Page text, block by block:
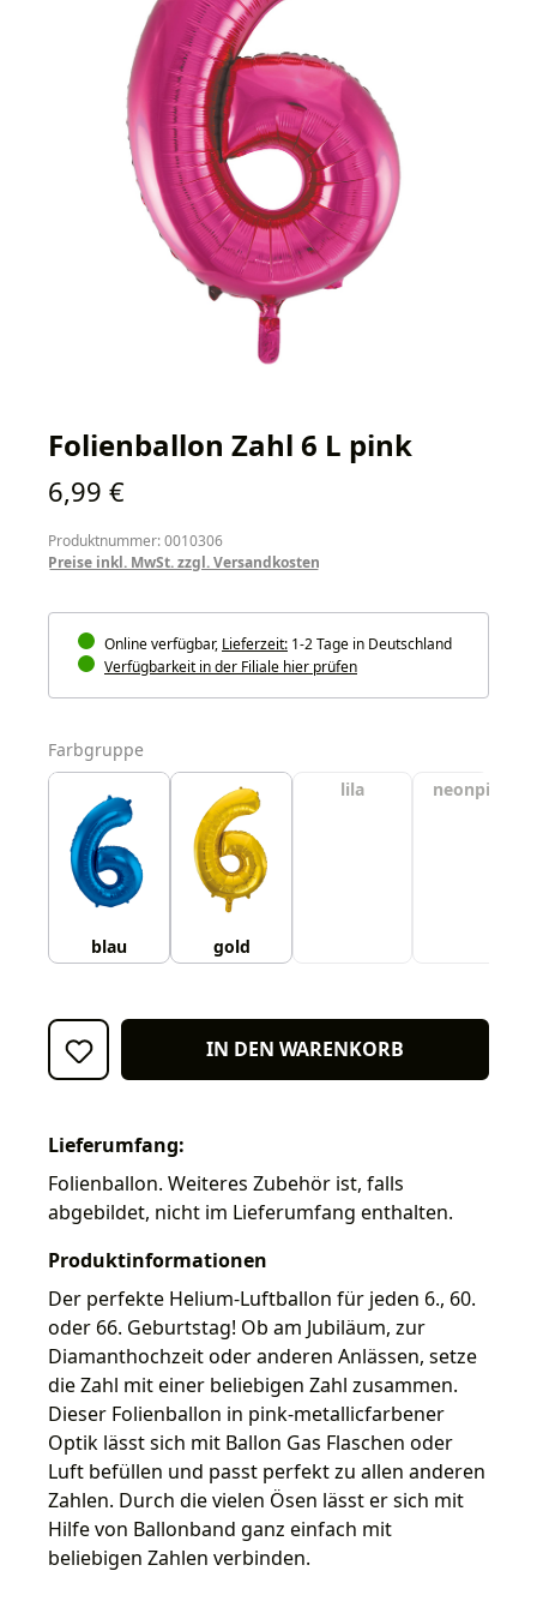
Folienballon Zahl 6 L pink
Regulärer Preis:
6,99 €
Produktnummer: 0010306
Preise inkl. MwSt. zzgl. Versandkosten
Online verfügbar, Lieferzeit: 1-2 Tage in Deutschland
Verfügbarkeit in der Filiale hier prüfen
Farbgruppe
blau gold
lila neonpink
IN DEN WARENKORB
Lieferumfang:
Folienballon. Weiteres Zubehör ist, falls
abgebildet, nicht im Lieferumfang enthalten.
Produktinformationen
Der perfekte Helium-Luftballon für jeden 6., 60.
oder 66. Geburtstag! Ob am Jubiläum, zur
Diamanthochzeit oder anderen Anlässen, setze
die Zahl mit einer beliebigen Zahl zusammen.
Dieser Folienballon in pink-metallicfarbener
Optik lässt sich mit Ballon Gas Flaschen oder
Luft befüllen und passt perfekt zu allen anderen
Zahlen. Durch die vielen Ösen lässt er sich mit
Hilfe von Ballonband ganz einfach mit
beliebigen Zahlen verbinden.